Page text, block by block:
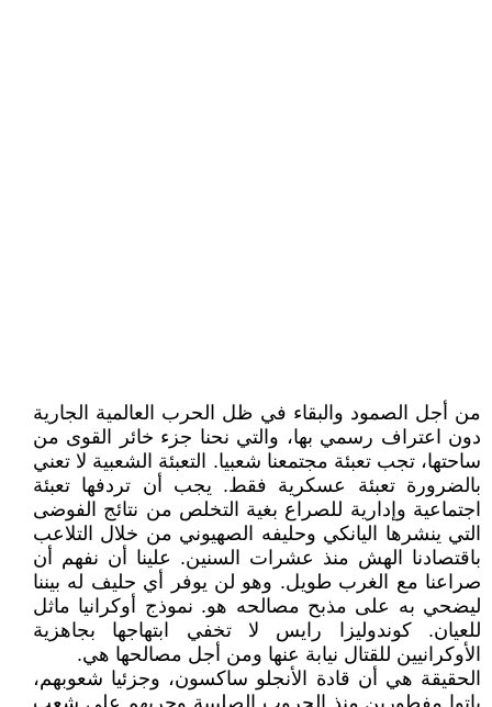
من أجل الصمود والبقاء في ظل الحرب العالمية الجارية
دون اعتراف رسمي بها، والتي نحنا جزء خائر القوى من
ساحتها، تجب تعبئة مجتمعنا شعبيا. التعبئة الشعبية لا تعني
بالضرورة تعبئة عسكرية فقط. يجب أن تردفها تعبئة
اجتماعية وإدارية للصراع بغية التخلص من نتائج الفوضى
التي ينشرها اليانكي وحليفه الصهيوني من خلال التلاعب
باقتصادنا الهش منذ عشرات السنين. علينا أن نفهم أن
صراعنا مع الغرب طويل. وهو لن يوفر أي حليف له بيننا
ليضحي به على مذبح مصالحه هو. نموذج أوكرانيا ماثل
للعيان. كوندوليزا رايس لا تخفي ابتهاجها بجاهزية
الأوكرانيين للقتال نيابة عنها ومن أجل مصالحها هي.
الحقيقة هي أن قادة الأنجلو ساكسون، وجزئيا شعوبهم،